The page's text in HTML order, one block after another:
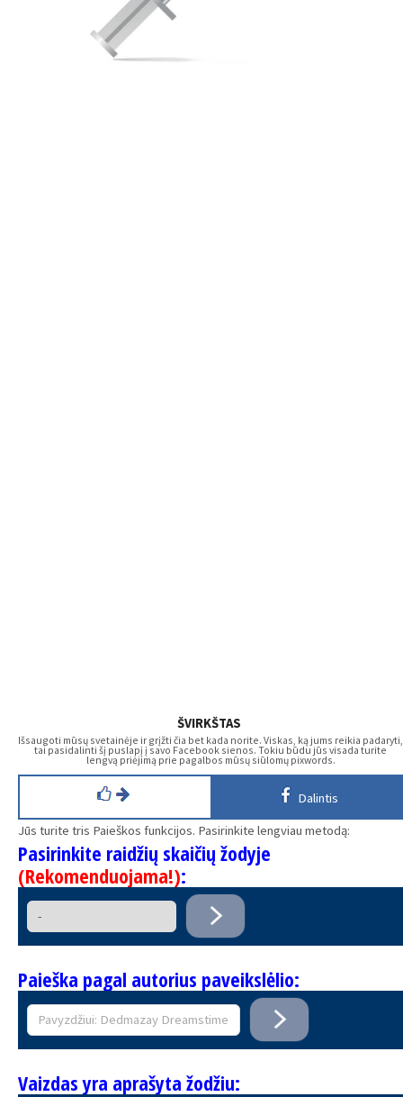
ŠVIRKŠTAS
Išsaugoti mūsų svetainėje ir grįžti čia bet kada norite. Viskas, ką jums reikia padaryti,
tai pasidalinti šį puslapį į savo Facebook sienos. Tokiu būdu jūs visada turite
lengvą priėjimą prie pagalbos mūsų siūlomų pixwords.
Dalintis
Jūs turite tris Paieškos funkcijos. Pasirinkite lengviau metodą:
Pasirinkite raidžių skaičių žodyje
(Rekomenduojama!):
Paieška pagal autorius paveikslėlio:
Vaizdas yra aprašyta žodžiu: